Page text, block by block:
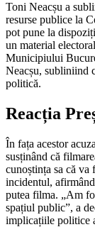
Toni Neacșu a
resurse publice la
pot pune la
un material
Municipiului
Neacșu, subliniind
politică.
Reacția
În fața acestor
susținând că
cunoștința sa că
incidentul,
putea filma. „Am
spațiul public”, a
implicațiile politice